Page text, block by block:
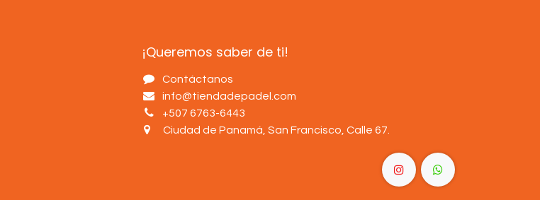
¡Queremos saber de ti!
Contáctanos
info@tiendadepadel.com
+507 6763-6443
Ciudad de Panamá, San Francisco, Calle 67.